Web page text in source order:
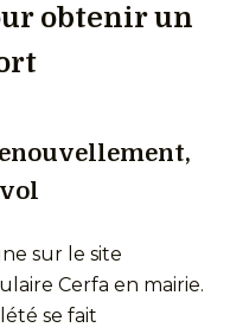
obtenir un
sur le site
Cerfa en mairie.
se fait